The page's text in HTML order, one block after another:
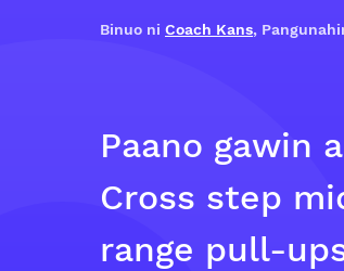
Binuo ni Coach Kans,
Paano gawin
Cross step
range pull-